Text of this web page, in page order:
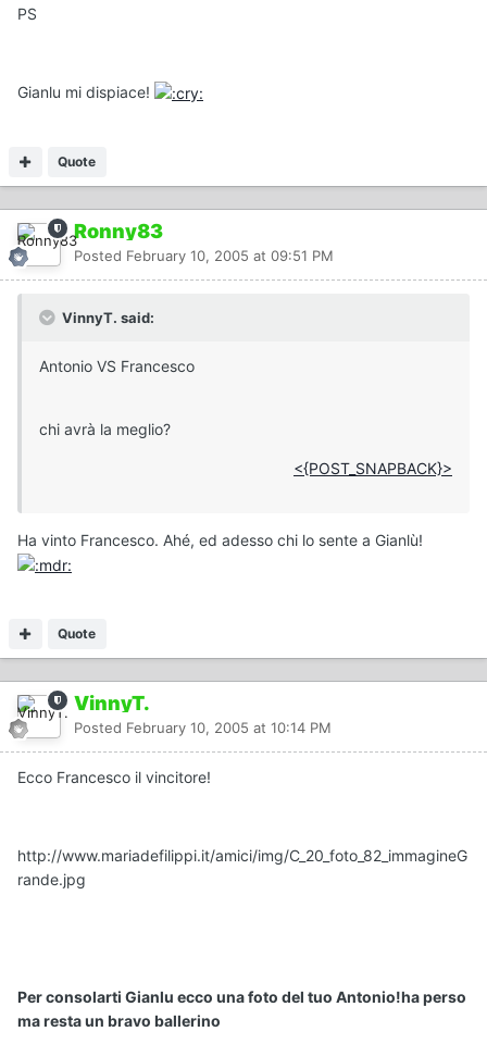
PS
Gianlu mi dispiace!
Quote
Ronny83
Posted February 10, 2005 at 09:51 PM
VinnyT. said:
Antonio VS Francesco
chi avrà la meglio?
<{POST_SNAPBACK}>
Ha vinto Francesco. Ahé, ed adesso chi lo sente a Gianlù!
Quote
VinnyT.
Posted February 10, 2005 at 10:14 PM
Ecco Francesco il vincitore!
http://www.mariadefilippi.it/amici/img/C_20_foto_82_immagineG
rande.jpg
Per consolarti Gianlu ecco una foto del tuo Antonio!ha perso
ma resta un bravo ballerino